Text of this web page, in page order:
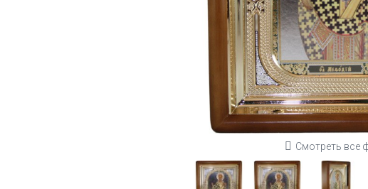
Смотреть все